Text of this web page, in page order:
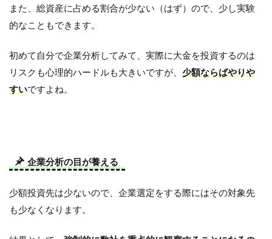
また、総資産に占める割合が少ない（はず）ので、少し実験
的なこともできます。
初めて自分で企業分析してみて、実際に大金を投資するのは
リスクも心理的ハードルも大きいですが、 少額ならばやりや
すいですよね。
企業分析の目が養える
少額投資先は少ないので、企業選定をする際にはその対象先
も少なくなります。